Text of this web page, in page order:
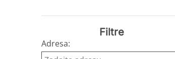
Filtre
Adresa: